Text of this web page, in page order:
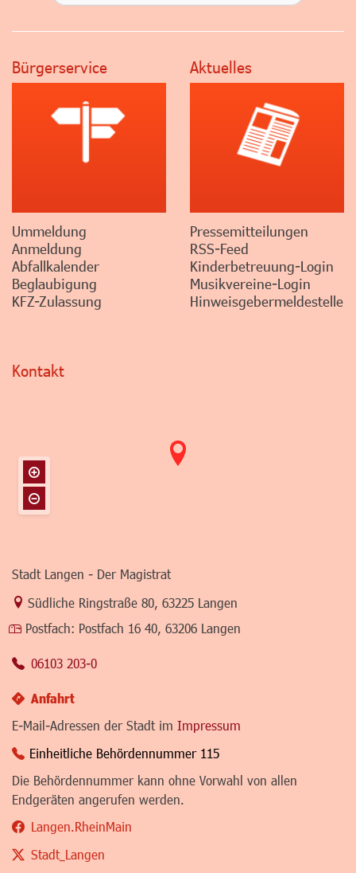
Bürgerservice
Ummeldung
Anmeldung
Abfallkalender
Beglaubigung
KFZ-Zulassung
Aktuelles
Pressemitteilungen
RSS-Feed
Kinderbetreuung-Login
Musikvereine-Login
Hinweisgebermeldestelle
Kontakt
Stadt Langen - Der Magistrat
Link zur Google-Maps Navigation
Südliche Ringstraße 80 63225 Langen
Postfach: Postfach 16 40, 63206 Langen
06103 203-0
Anfahrt
E-Mail-Adressen der Stadt im Impressum
Einheitliche Behördennummer 115
Die Behördennummer kann ohne Vorwahl von allen
Endgeräten angerufen werden.
Langen.RheinMain
Stadt_Langen